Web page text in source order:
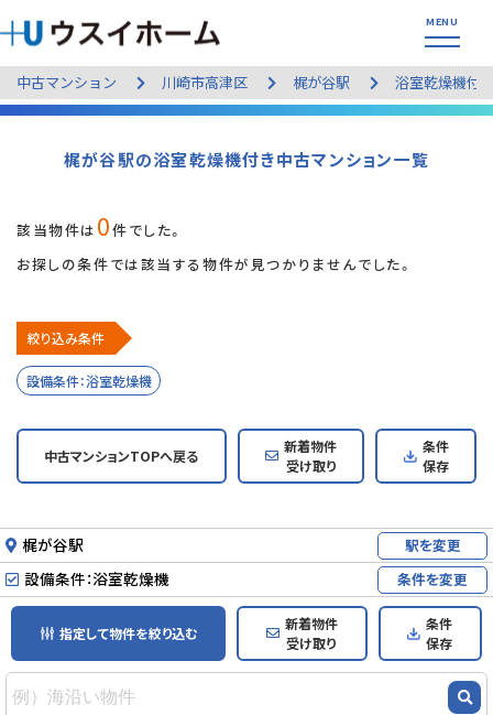
中古マンション 川崎市高津区 梶が谷駅 浴室乾燥機付
梶が谷駅の浴室乾燥機付き中古マンション一覧
該当物件は 0件でした。
お探しの条件では該当する物件が見つかりませんでした。
絞り込み条件
設備条件：浴室乾燥機
中古マンションTOPへ戻る
新着物件
受け取り
条件
保存
梶が谷駅 駅を変更
設備条件：浴室乾燥機 条件を変更
指定して物件を絞り込む
新着物件
受け取り
条件
保存